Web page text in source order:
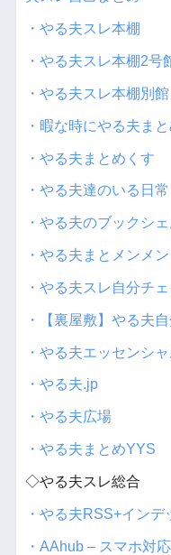
・やる夫スレ本棚
・やる夫スレ本棚2号
・やる夫スレ本棚別館
・暇な時にやる夫ま
・やる夫まとめくす
・やる夫達のいる日常
・やる夫のブックシ
・やる夫まとメンメン
・やる夫スレ自分チ
・【裏屋敷】やる夫
・やる夫エッセンシ
・やる夫.jp
・やる夫広場
・やる夫まとめYYS
◇やる夫スレ総合
・やる夫RSS+インデ
・AAhub – スマホ対